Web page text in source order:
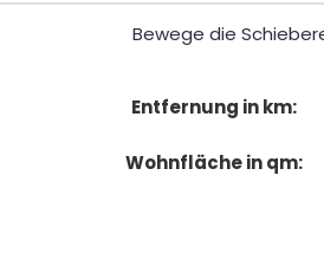
Bewege die
Entfernung in km:
Wohnfläche in qm: